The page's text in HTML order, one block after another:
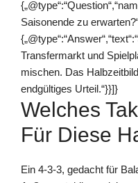
Saisonende zu
Transfermarkt und
mischen. Das
endgültiges Urteil.“}}]}
Welches
Für Diese
Ein 4‑3‑3, gedacht für